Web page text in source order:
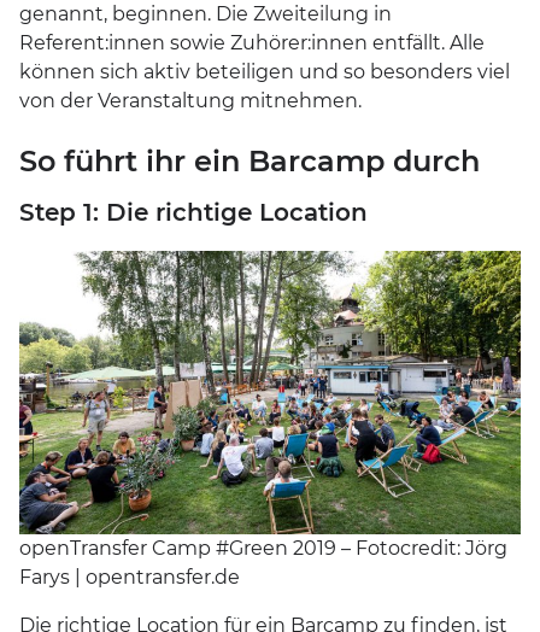
genannt, beginnen. Die Zweiteilung in
Referent:innen sowie Zuhörer:innen entfällt. Alle
können sich aktiv beteiligen und so besonders viel
von der Veranstaltung mitnehmen.
So führt ihr ein Barcamp durch
Step 1: Die richtige Location
openTransfer Camp #Green 2019 – Fotocredit: Jörg
Farys | opentransfer.de
Die richtige Location für ein Barcamp zu finden, ist